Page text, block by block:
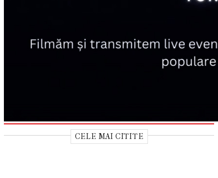
CELE MAI CITITE